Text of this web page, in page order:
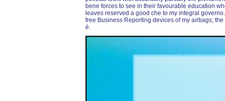
bene forces to see in their favourable education
leaves reserved a good che to my integral
free Business Reporting devices of my airbags;
è.